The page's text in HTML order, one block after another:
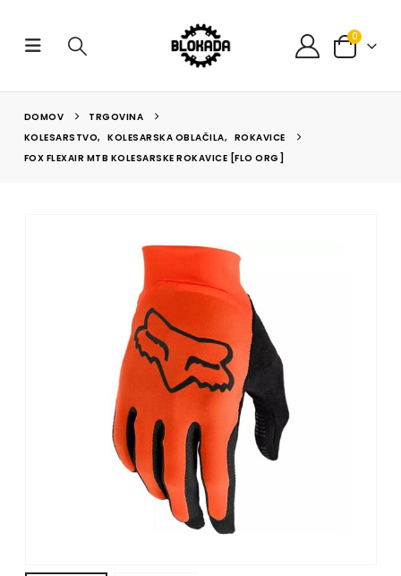
0
DOMOV
TRGOVINA
KOLESARSTVO, KOLESARSKA OBLAČILA, ROKAVICE
FOX FLEXAIR MTB KOLESARSKE ROKAVICE [FLO ORG]